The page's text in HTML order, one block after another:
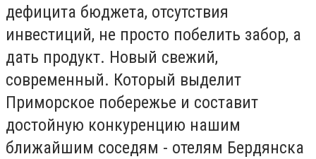
дефицита бюджета, отсутствия
инвестиций, не просто побелить забор, а
дать продукт. Новый свежий,
современный. Который выделит
Приморское побережье и составит
достойную конкуренцию нашим
ближайшим соседям - отелям Бердянска